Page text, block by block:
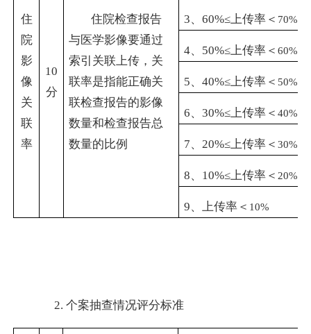
住
院
影
像
关
联
率
10
分
住院检查报告
与医学影像要通过
索引关联上传，关
联率是指能正确关
联检查报告的影像
数量和检查报告总
数量的比例
3、60%≤上传率＜ 70%
4、 50%≤上传率＜60%
5、40%≤上传率＜ 50%
6、30%≤上传率＜40%
7、20%≤上传率＜30%
8、 10%≤上传率＜20%
9、上传率＜ 10%
2. 个案抽查情况评分标准